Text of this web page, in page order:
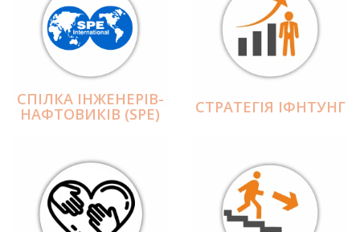
СПІЛКА ІНЖЕНЕРІВ-
НАФТОВИКІВ (SPE) СТРАТЕГІЯ ІФНТУНГ